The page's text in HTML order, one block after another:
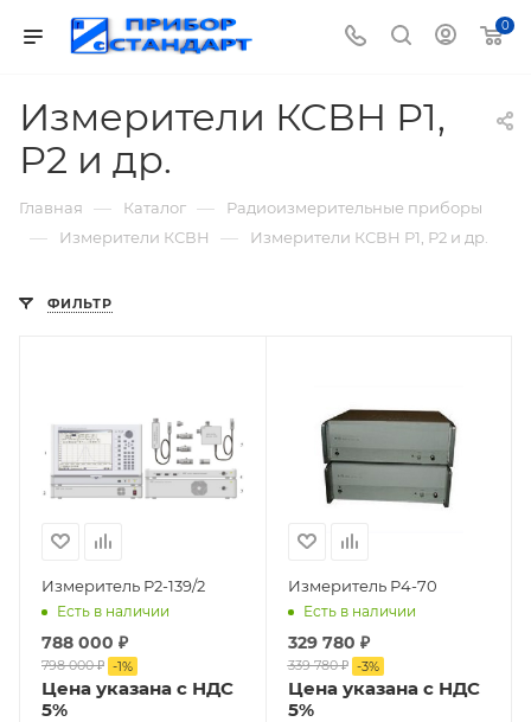
0
Измерители КСВН Р1,
Р2 и др.
Главная — Каталог — Радиоизмерительные приборы
— Измерители КСВН — Измерители КСВН Р1, Р2 и др.
ФИЛЬТР
Измеритель Р2-139/2
Есть в наличии
788 000 ₽
798 000₽ -1%
Цена указана с НДС
5%
Измеритель Р4-70
Есть в наличии
329 780 ₽
339 780₽ -3%
Цена указана с НДС
5%